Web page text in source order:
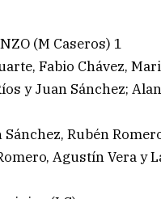
(M Caseros) 1
Fabio Chávez,
y Juan Sánchez;
Rubén
Agustín Vera y